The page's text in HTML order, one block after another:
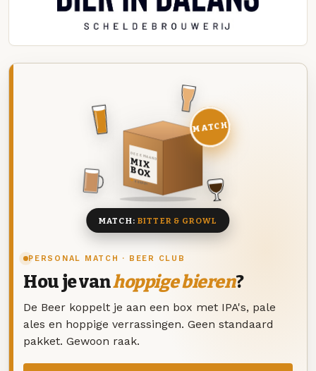
PERSONAL MATCH · BEER CLUB
Hou je vanhoppige bieren?
De Beer koppelt je aan een box met IPA's, pale
ales en hoppige verrassingen. Geen standaard
pakket. Gewoon raak.
DEZE MAAND
MIX
BOX
8 BIEREN
MATCH
MATCH: BITTER & GROWL